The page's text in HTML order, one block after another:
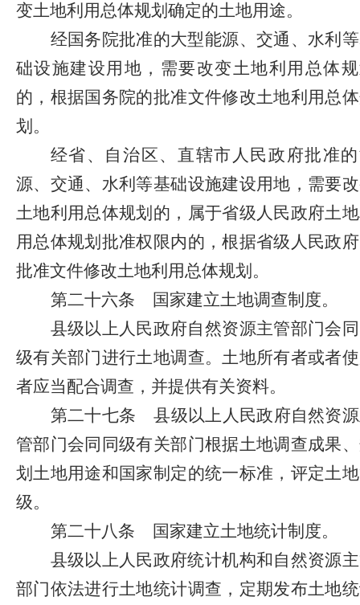
变土地利用总体规划确定的土地用途。
经国务院批准的大型能源、交通、水利
础设施建设用地，需要改变土地利用总体
的，根据国务院的批准文件修改土地利用总
划。
经省、自治区、直辖市人民政府批准
源、交通、水利等基础设施建设用地，需要
土地利用总体规划的，属于省级人民政府土
用总体规划批准权限内的，根据省级人民政
批准文件修改土地利用总体规划。
第二十六条
国家建立土地调查制度。
县级以上人民政府自然资源主管部门会
级有关部门进行土地调查。土地所有者或者
者应当配合调查，并提供有关资料。
第二十七条
县级以上人民政府自然资
管部门会同同级有关部门根据土地调查成果
划土地用途和国家制定的统一标准，评定土
级。
第二十八条
国家建立土地统计制度。
县级以上人民政府统计机构和自然资源
部门依法进行土地统计调查，定期发布土地